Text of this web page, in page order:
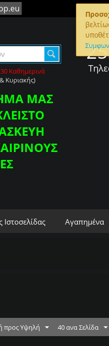
Καθημερινά
Κυριακής)
ΜΑΣ
Ιστοσελίδας Αγαπημένα
προς Υψηλή 40 ανα Σελίδα